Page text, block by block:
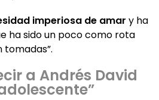
imperiosa de amar y ha
ha sido un poco como rota
tomadas”.
a Andrés David